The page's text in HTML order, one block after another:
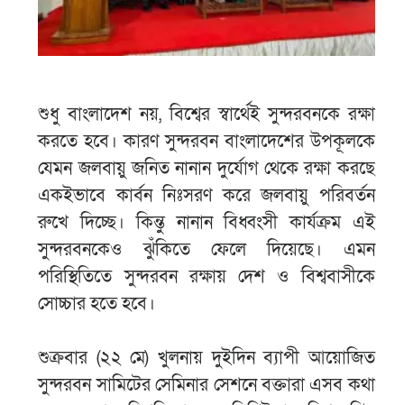
শুধু বাংলাদেশ নয়, বিশ্বের স্বার্থেই সুন্দরবনকে রক্ষা
করতে হবে। কারণ সুন্দরবন বাংলাদেশের উপকূলকে
যেমন জলবায়ু জনিত নানান দুর্যোগ থেকে রক্ষা করছে
একইভাবে কার্বন নিঃসরণ করে জলবায়ু পরিবর্তন
রুখে দিচ্ছে। কিন্তু নানান বিধ্বংসী কার্যক্রম এই
সুন্দরবনকেও ঝুঁকিতে ফেলে দিয়েছে। এমন
পরিস্থিতিতে সুন্দরবন রক্ষায় দেশ ও বিশ্ববাসীকে
সোচ্চার হতে হবে।
শুক্রবার (২২ মে) খুলনায় দুইদিন ব্যাপী আয়োজিত
সুন্দরবন সামিটের সেমিনার সেশনে বক্তারা এসব কথা